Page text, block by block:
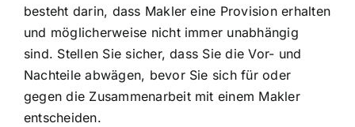
besteht darin, dass Makler eine Provision erhalten
und möglicherweise nicht immer unabhängig
sind. Stellen Sie sicher, dass Sie die Vor- und
Nachteile abwägen, bevor Sie sich für oder
gegen die Zusammenarbeit mit einem Makler
entscheiden.